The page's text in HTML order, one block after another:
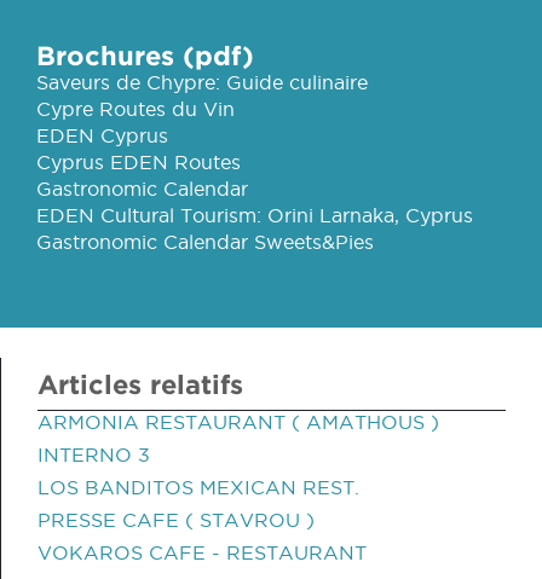
Brochures (pdf)
Saveurs de Chypre: Guide culinaire
Cypre Routes du Vin
EDEN Cyprus
Cyprus EDEN Routes
Gastronomic Calendar
EDEN Cultural Tourism: Orini Larnaka, Cyprus
Gastronomic Calendar Sweets&Pies
Articles relatifs
ARMONIA RESTAURANT ( AMATHOUS )
INTERNO 3
LOS BANDITOS MEXICAN REST.
PRESSE CAFE ( STAVROU )
VOKAROS CAFE - RESTAURANT